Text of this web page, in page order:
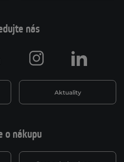
o nákupu
nás
Aktuality
Instagram LinkedIn